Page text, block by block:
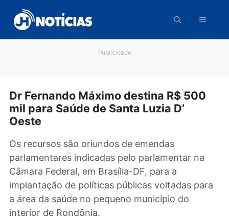
para
conteúdo
Dr Fernando Máximo destina R$ 500
mil para Saúde de Santa Luzia D’
Os recursos são oriundos de emendas
parlamentares indicadas pelo parlamentar na
Câmara Federal, em Brasília-DF, para a
implantação de políticas públicas voltadas